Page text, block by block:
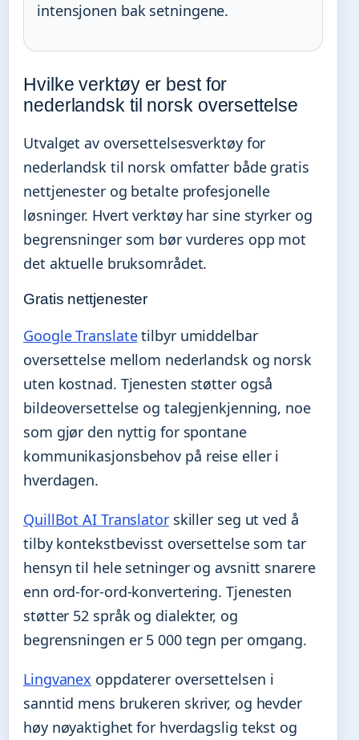
intensjonen bak setningene.
Hvilke verktøy er best for
nederlandsk til norsk oversettelse
Utvalget av oversettelsesverktøy for
nederlandsk til norsk omfatter både gratis
nettjenester og betalte profesjonelle
løsninger. Hvert verktøy har sine styrker og
begrensninger som bør vurderes opp mot
det aktuelle bruksområdet.
Gratis nettjenester
Google Translatetilbyr umiddelbar
oversettelse mellom nederlandsk og norsk
uten kostnad. Tjenesten støtter også
bildeoversettelse og talegjenkjenning, noe
som gjør den nyttig for spontane
kommunikasjonsbehov på reise eller i
hverdagen.
QuillBot AI Translatorskiller seg ut ved å
tilby kontekstbevisst oversettelse som tar
hensyn til hele setninger og avsnitt snarere
enn ord-for-ord-konvertering. Tjenesten
støtter 52 språk og dialekter, og
begrensningen er 5 000 tegn per omgang.
Lingvanex oppdaterer oversettelsen i
sanntid mens brukeren skriver, og hevder
høy nøyaktighet for hverdagslig tekst og